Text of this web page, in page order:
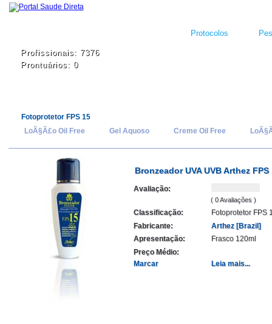
Protocolos
Profissionais: 7376
Prontuários: 0
Fotoprotetor FPS 15
LoÃ§Ã£o Oil Free
Gel Aquoso Creme Oil Free
Bronzeador UVA UVB Arthez FPS
Avaliação:
( 0 Avaliações )
Classificação:
Fotoprotetor FPS
Fabricante:
Arthez [Brazil]
Apresentação:
Frasco 120ml
Preço Médio:
Marcar
Leia mais...